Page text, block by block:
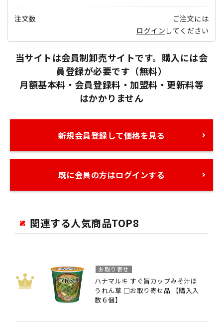
注文数
ご注文には
ログイン してください
当サイトは会員制卸売サイトです。購入には会
員登録が必要です（無料）
月額基本料・会員登録料・加盟料・更新料等
はかかりません
新規会員登録して価格を見る
既に会員の方はログインする
関連する人気商品TOP8
ハナマルキ すぐ旨カップみそ汁ほ
うれん草 □お取り寄せ品 【購入入
数６個】
お取り寄せ